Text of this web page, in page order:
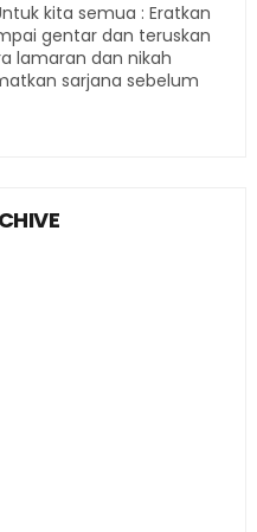
kita semua : Eratkan
gentar dan teruskan
lamaran dan nikah
sarjana sebelum